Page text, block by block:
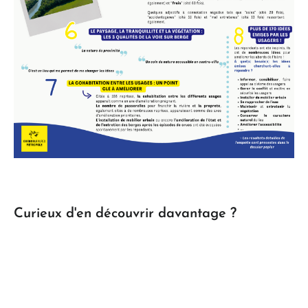
Curieux d'en découvrir davantage ?